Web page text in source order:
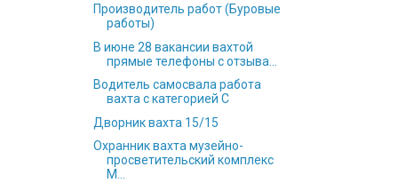
Производитель работ (Буровые
работы)
В июне 28 вакансии вахтой
прямые телефоны с отзыва...
Водитель самосвала работа
вахта с категорией C
Дворник вахта 15/15
Охранник вахта музейно-
просветительский комплекс
М...